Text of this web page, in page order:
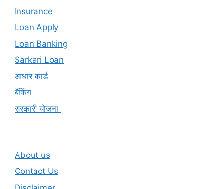
Insurance
Loan Apply
Loan Banking
Sarkari Loan
आधार कार्ड
बैंकिंग
सरकारी योजना
About us
Contact Us